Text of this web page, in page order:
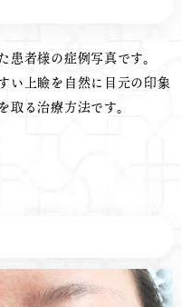
者様の症例写真です。
い上瞼を自然に目元の印象
取る治療方法です。